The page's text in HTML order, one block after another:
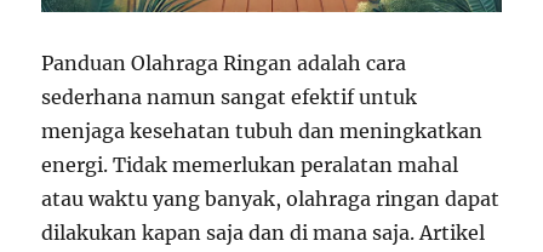
Panduan Olahraga Ringan adalah cara
sederhana namun sangat efektif untuk
menjaga kesehatan tubuh dan meningkatkan
energi. Tidak memerlukan peralatan mahal
atau waktu yang banyak, olahraga ringan dapat
dilakukan kapan saja dan di mana saja. Artikel